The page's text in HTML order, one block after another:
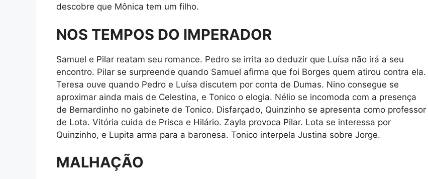
descobre que Mônica tem um filho.
NOS TEMPOS DO IMPERADOR
Samuel e Pilar reatam seu romance. Pedro se irrita ao deduzir que Luísa não irá a seu
encontro. Pilar se surpreende quando Samuel afirma que foi Borges quem atirou contra ela.
Teresa ouve quando Pedro e Luísa discutem por conta de Dumas. Nino consegue se
aproximar ainda mais de Celestina, e Tonico o elogia. Nélio se incomoda com a presença
de Bernardinho no gabinete de Tonico. Disfarçado, Quinzinho se apresenta como professor
de Lota. Vitória cuida de Prisca e Hilário. Zayla provoca Pilar. Lota se interessa por
Quinzinho, e Lupita arma para a baronesa. Tonico interpela Justina sobre Jorge.
MALHAÇÃO